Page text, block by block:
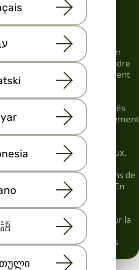
simplifiée
Internet pour trouver un
un agent immobilier pour vendre
de recherche constituent
n'avez pas d'agence ou
Maija.io, vous gagnez en
entreprise sur les marchés
Nous collaborons exclusivement
plus réputés et fiables,
sur les moteurs de
locaux et internationaux.
de nos partenaires sont
par des millions de
de biens immobiliers. En
vos annonces sont
un site consulté par des
personnes chaque mois pour la
Le site Habita.com
publicitaires régulières sur les
les réseaux sociaux.